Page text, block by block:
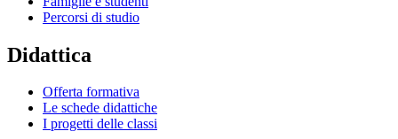
Percorsi di studio
Didattica
Offerta formativa
Le schede didattiche
I progetti delle classi